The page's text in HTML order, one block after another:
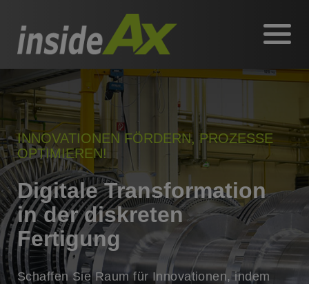
INNOVATIONEN FÖRDERN, PROZESSE
OPTIMIEREN!
Digitale Transformation
in der diskreten
Fertigung
Schaffen Sie Raum für Innovationen, indem